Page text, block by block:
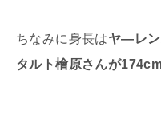
ちなみに身長はヤ―レン
タルト檜原さんが